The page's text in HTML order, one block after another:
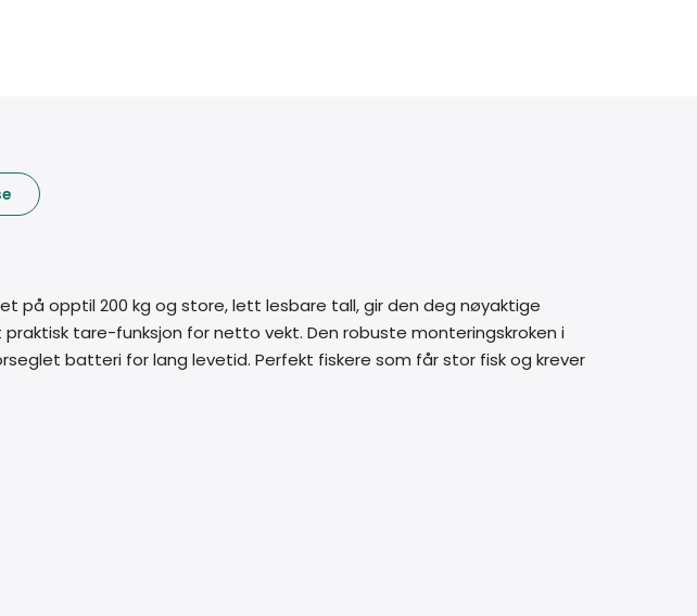
på opptil 200 kg og store, lett lesbare tall, gir den deg nøyaktige
tare-funksjon for netto vekt. Den robuste monteringskroken i
batteri for lang levetid. Perfekt fiskere som får stor fisk og krever